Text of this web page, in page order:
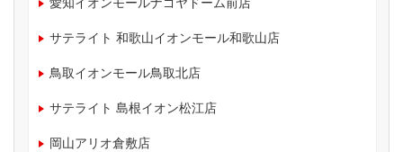
サテライト 和歌山イオンモール和歌山店
鳥取イオンモール鳥取北店
サテライト 島根イオン松江店
岡山アリオ倉敷店